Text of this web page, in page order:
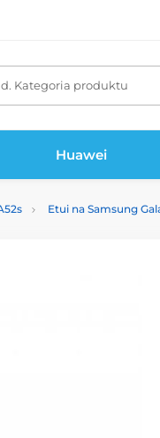
Kategoria produktu
Huawei
Etui na Samsung